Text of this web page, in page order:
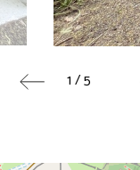
1 / 5